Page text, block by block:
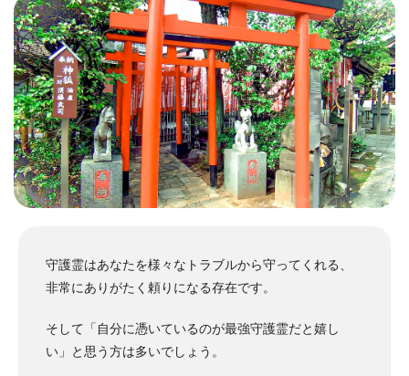
守護霊はあなたを様々なトラブルから守ってくれる、
非常にありがたく頼りになる存在です。
そして「自分に憑いているのが最強守護霊だと嬉し
い」と思う方は多いでしょう。